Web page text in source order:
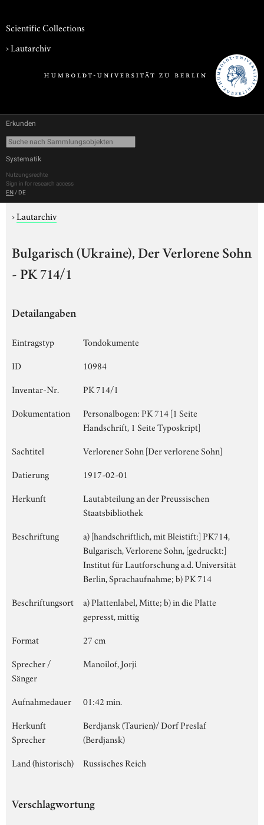
Scientific Collections
›Lautarchiv
Erkunden
Systematik
Nutzungsrechte
Sign in for research access
EN / DE
›Lautarchiv
Bulgarisch (Ukraine), Der Verlorene Sohn
- PK 714/1
Detailangaben
Eintragstyp
Tondokumente
ID
10984
Inventar-Nr.
PK 714/1
Dokumentation
Personalbogen: PK 714 [1 Seite
Handschrift, 1 Seite Typoskript]
Sachtitel
Verlorener Sohn [Der verlorene Sohn]
Datierung
1917-02-01
Herkunft
Lautabteilung an der Preussischen
Staatsbibliothek
Beschriftung
a) [handschriftlich, mit Bleistift:] PK714,
Bulgarisch, Verlorene Sohn, [gedruckt:]
Institut für Lautforschung a.d. Universität
Berlin, Sprachaufnahme; b) PK 714
Beschriftungsort
a) Plattenlabel, Mitte; b) in die Platte
gepresst, mittig
Format
27 cm
Sprecher /
Sänger
Manoilof, Jorji
Aufnahmedauer
01:42 min.
Herkunft
Sprecher
Berdjansk (Taurien)/ Dorf Preslaf
(Berdjansk)
Land (historisch)
Russisches Reich
Verschlagwortung